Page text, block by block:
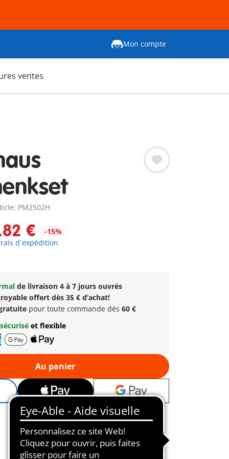
Mon compte
ventes
PM2502H
€
-15%
d´expédition
de livraison 4 à 7 jours ouvrés
offert dès 35 € d’achat!
pour toute commande dès 60 €
et flexible
Au panier